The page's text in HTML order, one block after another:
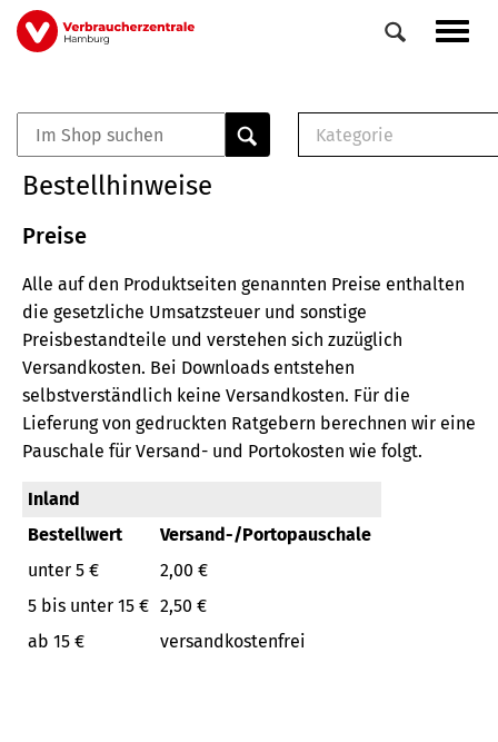
Direkt
zum
Veranstaltungen
0
Elemente
Kategorie
Broschüre
Buch
Bestellhinweise
Preise
Alle auf den Produktseiten genannten Preise enthalten
die gesetzliche Umsatzsteuer und sonstige
Preisbestandteile und verstehen sich zuzüglich
Versandkosten. Bei Downloads entstehen
selbstverständlich keine Versandkosten. Für die
Lieferung von gedruckten Ratgebern berechnen wir eine
Pauschale für Versand- und Portokosten wie folgt.
Inland
Bestellwert
Versand-/Portopauschale
unter 5 €
2,00 €
5 bis unter 15 € 2,50 €
ab 15 €
versandkostenfrei